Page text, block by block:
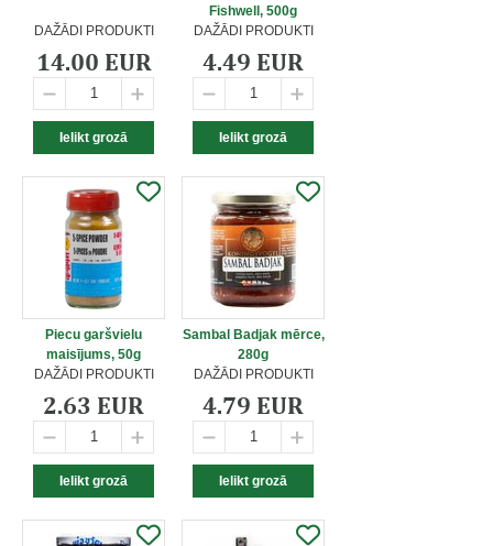
DAŽĀDI PRODUKTI
14.00 EUR
Fishwell, 500g
DAŽĀDI PRODUKTI
4.49 EUR
Piecu garšvielu
maisījums, 50g
DAŽĀDI PRODUKTI
2.63 EUR
Sambal Badjak mērce,
280g
DAŽĀDI PRODUKTI
4.79 EUR